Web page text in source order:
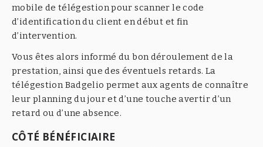
mobile de télégestion pour scanner le code
d’identification du client en début et fin
d’intervention.
Vous êtes alors informé du bon déroulement de la
prestation, ainsi que des éventuels retards. La
télégestion Badgelio permet aux agents de connaître
leur planning du jour et d’une touche avertir d’un
retard ou d’une absence.
CÔTÉ BÉNÉFICIAIRE